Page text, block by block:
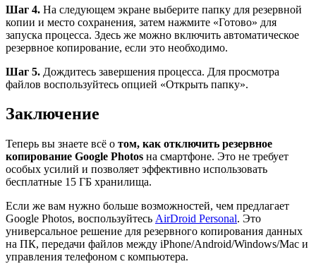
Шаг 4. На следующем экране выберите папку для резервной
копии и место сохранения, затем нажмите «Готово» для
запуска процесса. Здесь же можно включить автоматическое
резервное копирование, если это необходимо.
Шаг 5. Дождитесь завершения процесса. Для просмотра
файлов воспользуйтесь опцией «Открыть папку».
Заключение
Теперь вы знаете всё о том, как отключить резервное
копирование Google Photos на смартфоне. Это не требует
особых усилий и позволяет эффективно использовать
бесплатные 15 ГБ хранилища.
Если же вам нужно больше возможностей, чем предлагает
Google Photos, воспользуйтесь AirDroid Personal. Это
универсальное решение для резервного копирования данных
на ПК, передачи файлов между iPhone/Android/Windows/Mac и
управления телефоном с компьютера.